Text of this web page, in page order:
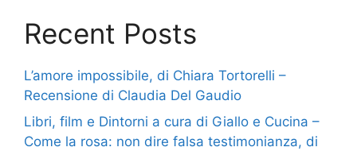
Recent Posts
L’amore impossibile, di Chiara Tortorelli –
Recensione di Claudia Del Gaudio
Libri, film e Dintorni a cura di Giallo e Cucina –
Come la rosa: non dire falsa testimonianza, di